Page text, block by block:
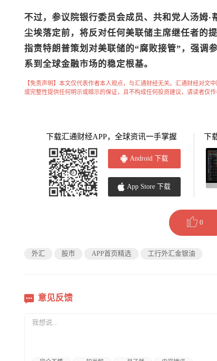
不过，参议院银行委员会成员、共和党人汤姆
尘埃落定前，将反对任何美联储主席继任者的
指责特朗普策划对美联储的“腐败接管”，强调
系到全球金融市场的稳定根基。
【免责声明】本文仅代表作者本人观点，与汇通财经无关。汇通财经对文
或完整性提供任何明示或暗示的保证，且不构成任何投资建议，请读者仅
下载汇通财经APP，全球资讯一手掌握
Android 下载
App Store 下载
下
0
外汇 股市 APP首页精选 工行外汇金银油
意见反馈